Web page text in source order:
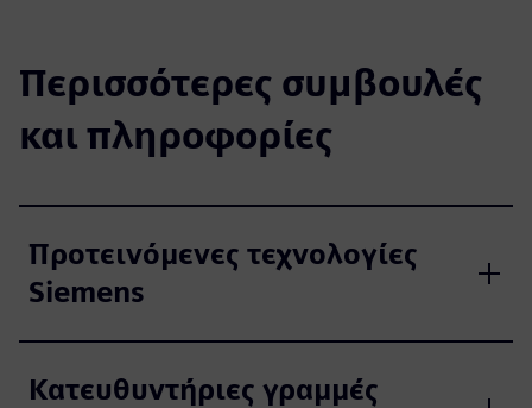
Περισσότερες συμβουλές
και πληροφορίες
Προτεινόμενες τεχνολογίες
Siemens
Κατευθυντήριες γραμμές